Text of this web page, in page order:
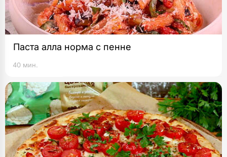
Паста алла норма с пенне
40 мин.